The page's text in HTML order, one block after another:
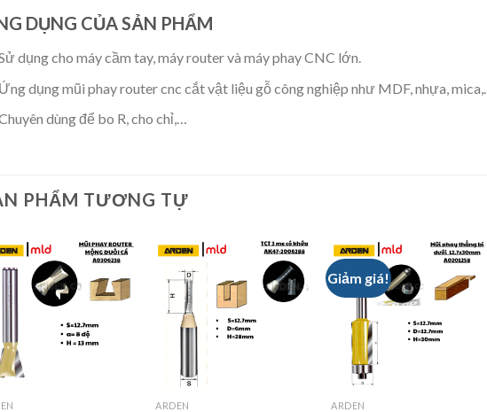
DỤNG CỦA SẢN PHẨM
dụng cho máy cầm tay, máy router và máy phay CNC lớn.
dụng mũi phay router cnc cắt vật liệu gỗ công nghiệp như MDF, nhựa, mica,…
dùng để bo R, cho chỉ,…
PHẨM TƯƠNG TỰ
ARDEN
Giảm giá!
ARDEN